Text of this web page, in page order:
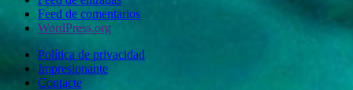
Feed de comentarios
WordPress.org
Política de privacidad
Impresionante
Contacte